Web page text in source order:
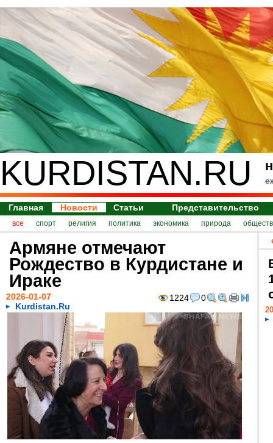
KURDISTAN.RU
Главная Новости Статьи Представительство
все спорт религия политика экономика природа
Армяне отмечают
Рождество в Курдистане и
Ираке
1224 0
2026-01-07
Kurdistan.Ru